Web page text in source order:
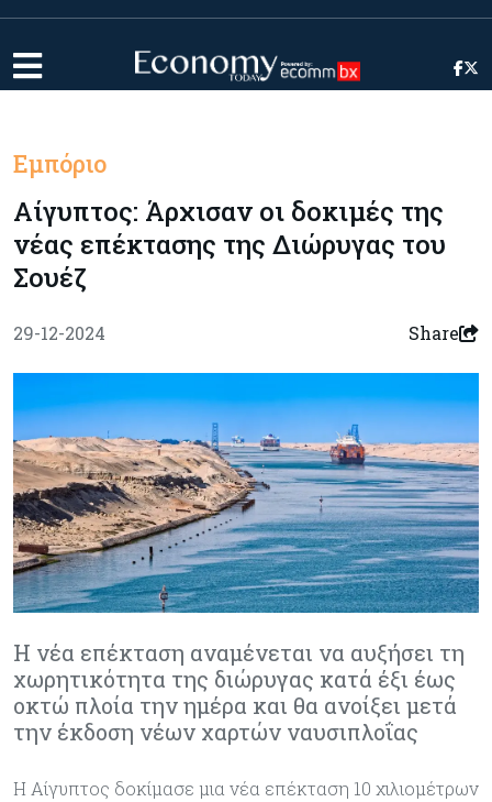
Εμπόριο
Αίγυπτος: Άρχισαν οι δοκιμές της
νέας επέκτασης της Διώρυγας του
Σουέζ
29-12-2024 Share
Η νέα επέκταση αναμένεται να αυξήσει τη
χωρητικότητα της διώρυγας κατά έξι έως
οκτώ πλοία την ημέρα και θα ανοίξει μετά
την έκδοση νέων χαρτών ναυσιπλοΐας
Η Αίγυπτος δοκίμασε μια νέα επέκταση 10 χιλιομέτρων